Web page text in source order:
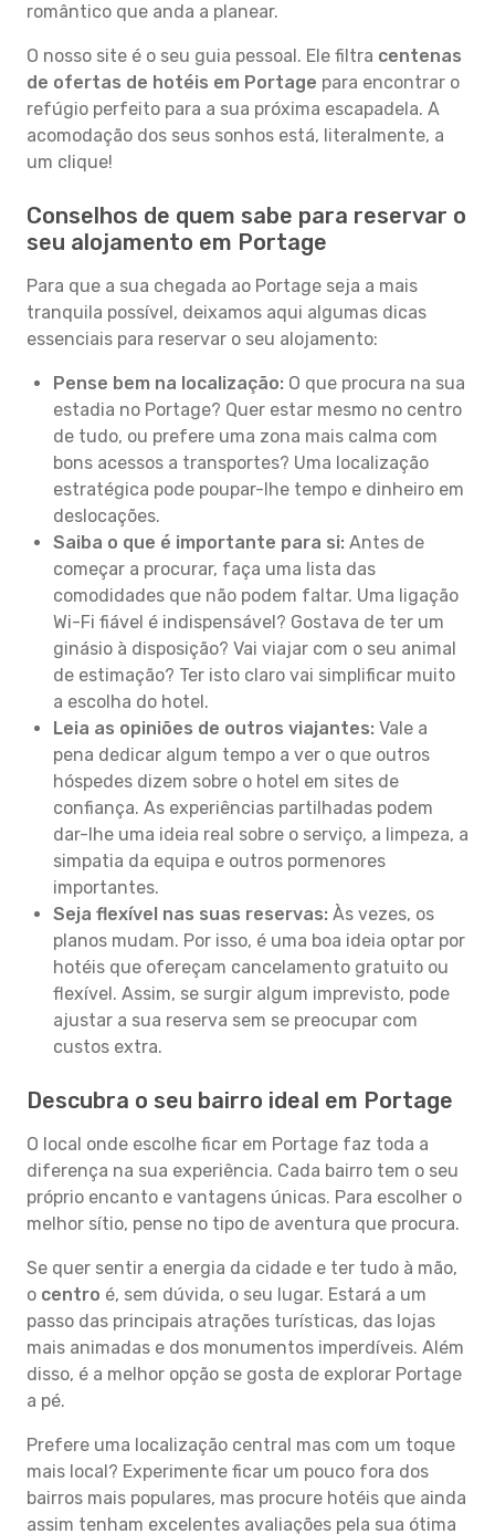
romântico que anda a planear.
O nosso site é o seu guia pessoal. Ele filtra centenas
de ofertas de hotéis em Portage para encontrar o
refúgio perfeito para a sua próxima escapadela. A
acomodação dos seus sonhos está, literalmente, a
um clique!
Conselhos de quem sabe para reservar o
seu alojamento em Portage
Para que a sua chegada ao Portage seja a mais
tranquila possível, deixamos aqui algumas dicas
essenciais para reservar o seu alojamento:
Pense bem na localização: O que procura na sua
estadia no Portage? Quer estar mesmo no centro
de tudo, ou prefere uma zona mais calma com
bons acessos a transportes? Uma localização
estratégica pode poupar-lhe tempo e dinheiro em
deslocações.
Saiba o que é importante para si: Antes de
começar a procurar, faça uma lista das
comodidades que não podem faltar. Uma ligação
Wi-Fi fiável é indispensável? Gostava de ter um
ginásio à disposição? Vai viajar com o seu animal
de estimação? Ter isto claro vai simplificar muito
a escolha do hotel.
Leia as opiniões de outros viajantes: Vale a
pena dedicar algum tempo a ver o que outros
hóspedes dizem sobre o hotel em sites de
confiança. As experiências partilhadas podem
dar-lhe uma ideia real sobre o serviço, a limpeza, a
simpatia da equipa e outros pormenores
importantes.
Seja flexível nas suas reservas: Às vezes, os
planos mudam. Por isso, é uma boa ideia optar por
hotéis que ofereçam cancelamento gratuito ou
flexível. Assim, se surgir algum imprevisto, pode
ajustar a sua reserva sem se preocupar com
custos extra.
Descubra o seu bairro ideal em Portage
O local onde escolhe ficar em Portage faz toda a
diferença na sua experiência. Cada bairro tem o seu
próprio encanto e vantagens únicas. Para escolher o
melhor sítio, pense no tipo de aventura que procura.
Se quer sentir a energia da cidade e ter tudo à mão,
o centro é, sem dúvida, o seu lugar. Estará a um
passo das principais atrações turísticas, das lojas
mais animadas e dos monumentos imperdíveis. Além
disso, é a melhor opção se gosta de explorar Portage
a pé.
Prefere uma localização central mas com um toque
mais local? Experimente ficar um pouco fora dos
bairros mais populares, mas procure hotéis que ainda
assim tenham excelentes avaliações pela sua ótima